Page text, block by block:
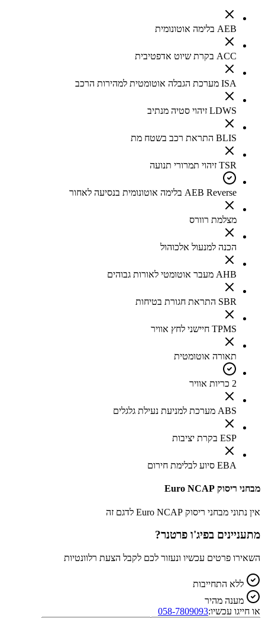
AEB בלימה אוטונומית
ACC בקרת שיוט אדפטיבית
ISA מערכת הגבלה אוטומטית למהירות הרכב
LDWS זיהוי סטיה מנתיב
BLIS התראת רכב בשטח מת
TSR זיהוי תמרורי תנועה
AEB Reverse בלימה אוטונומית בנסיעה לאחור
מצלמת רוורס
הכנה למנעול אלכוהול
AHB מעבר אוטומטי לאורות גבוהים
SBR התראת חגורת בטיחות
TPMS חיישני לחץ אוויר
תאורה אוטומטית
2 כריות אוויר
ABS מערכת למניעת נעילת גלגלים
ESP בקרת יציבות
EBA סיוע לבלימת חירום
מבחני ריסוק Euro NCAP
אין נתוני מבחני ריסוק Euro NCAP לדגם זה
מתעניינים בפיג'ו פרטנר?
השאירו פרטים עכשיו ונעזור לכם לקבל הצעת רלוונטיות
ללא התחייבות
מענה מהיר
או חייגו עכשיו:058-7809093